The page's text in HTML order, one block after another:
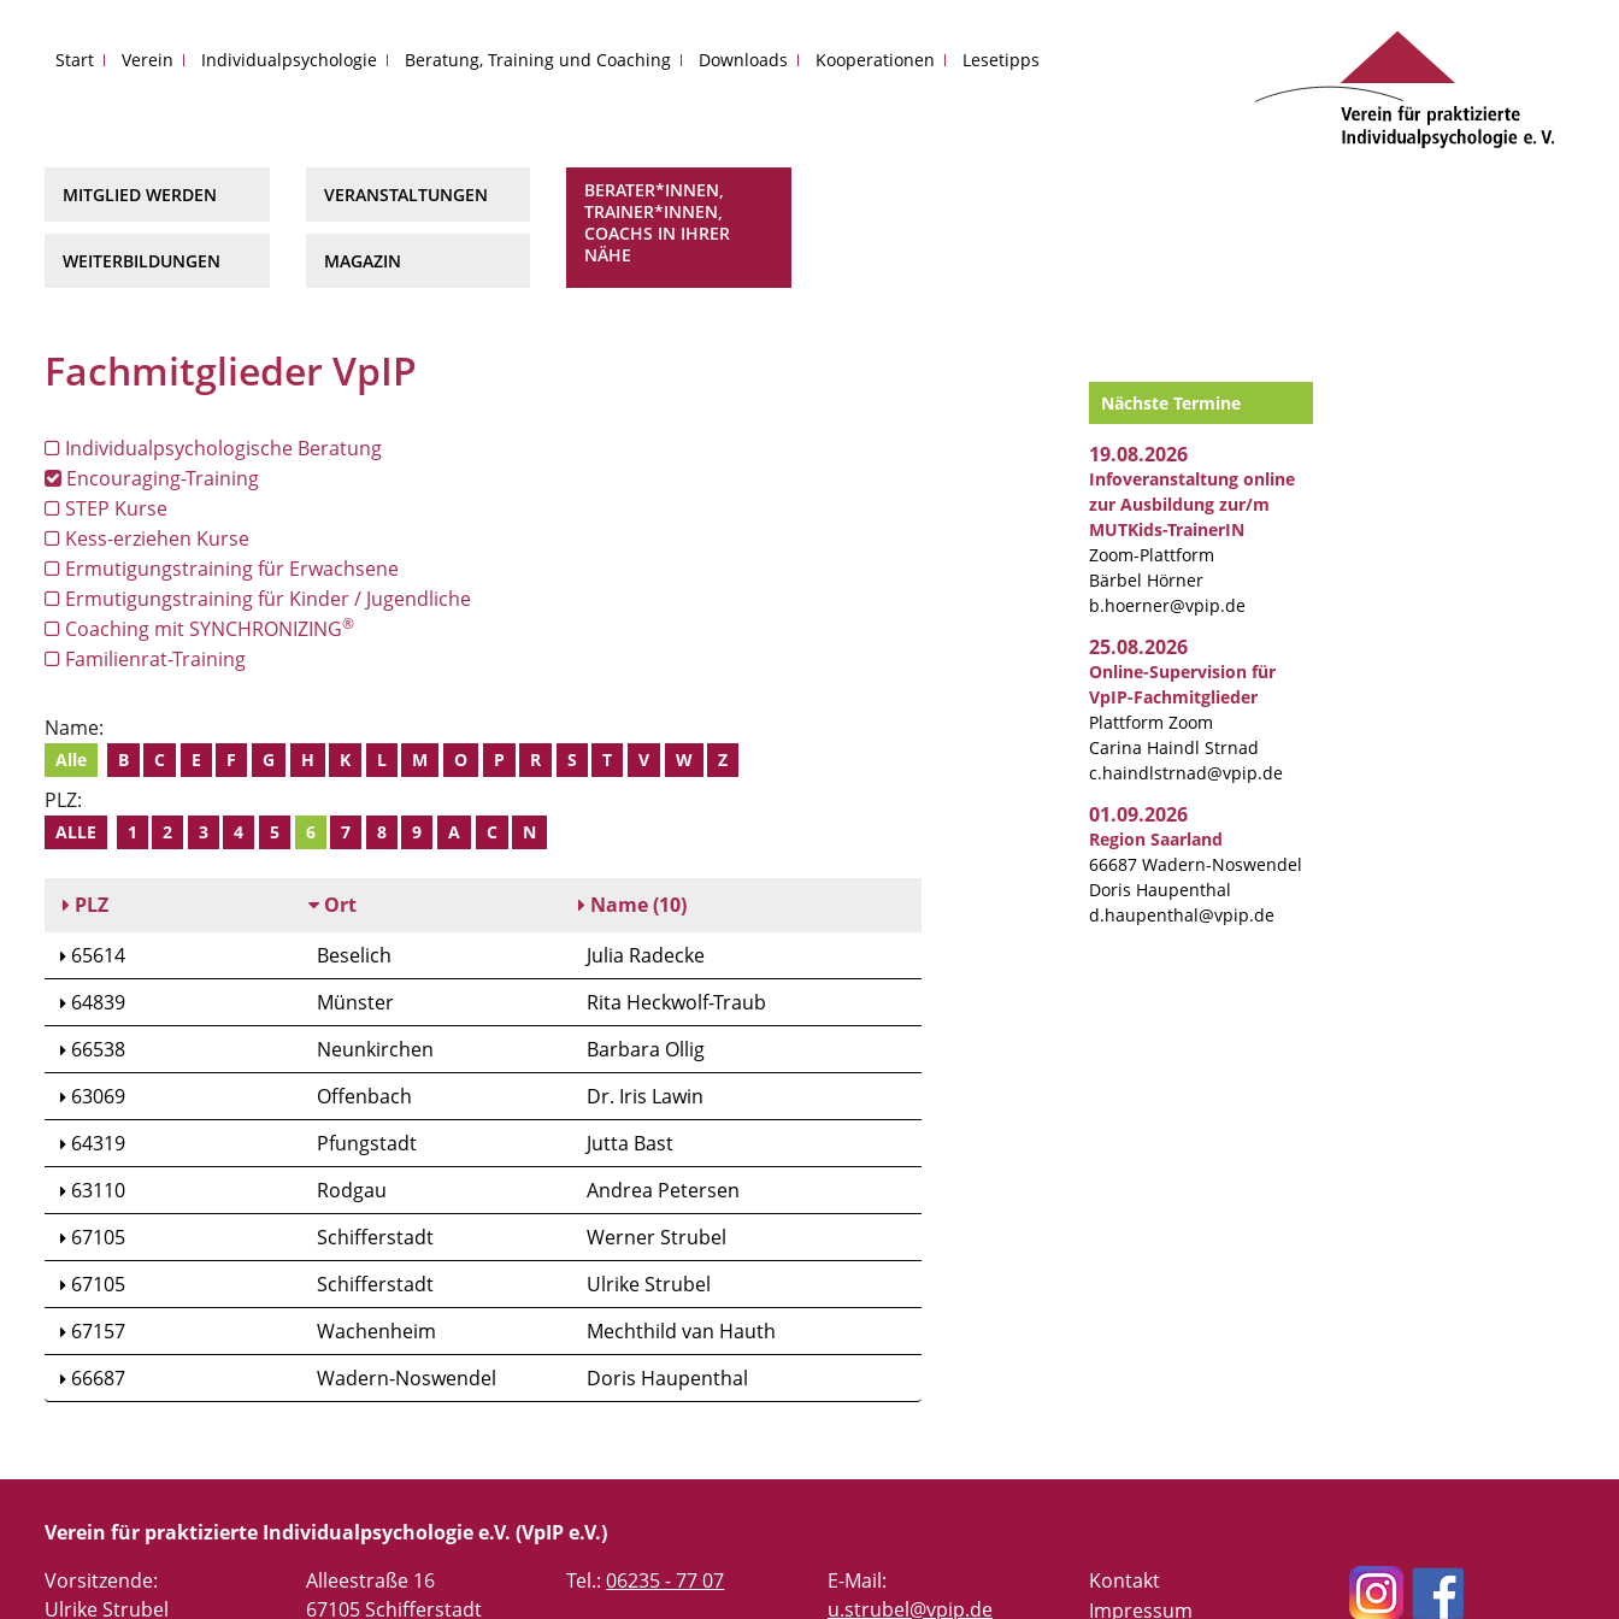
Start Verein Individualpsychologie Beratung, Training und Coaching Downloads Kooperationen Lesetipps
MITGLIED WERDEN
WEITERBILDUNGEN
VERANSTALTUNGEN
MAGAZIN
BERATER*INNEN,
TRAINER*INNEN,
COACHS IN IHRER
NÄHE
Fachmitglieder VpIP
Individualpsychologische Beratung
Encouraging-Training
STEP Kurse
Kess-erziehen Kurse
Ermutigungstraining für Erwachsene
Ermutigungstraining für Kinder / Jugendliche
Coaching mit SYNCHRONIZING®
Familienrat-Training
Name:
Alle B C E F G H K L M O P R S T V W Z
PLZ:
ALLE 1 2 3 4 5 6 7 8 9 A C N
PLZ Ort Name(10)
65614
Beselich
Julia Radecke
64839
Münster
Rita Heckwolf-Traub
66538
Neunkirchen
Barbara Ollig
63069
Offenbach
Dr. Iris Lawin
64319
Pfungstadt
Jutta Bast
63110
Rodgau
Andrea Petersen
67105
Schifferstadt
Werner Strubel
67105
Schifferstadt
Ulrike Strubel
67157
Wachenheim
Mechthild van Hauth
66687
Wadern-Noswendel Doris Haupenthal
Nächste Termine
19.08.2026
Infoveranstaltung online
zur Ausbildung zur/m
MUTKids-TrainerIN
Zoom-Plattform
Bärbel Hörner
b.hoerner@vpip.de
25.08.2026
Online-Supervision für
VpIP-Fachmitglieder
Plattform Zoom
Carina Haindl Strnad
c.haindlstrnad@vpip.de
01.09.2026
Region Saarland
66687 Wadern-Noswendel
Doris Haupenthal
d.haupenthal@vpip.de
Verein für praktizierte Individualpsychologie e.V. (VpIP e.V.)
Vorsitzende:
Ulrike Strubel
Alleestraße 16
67105 Schifferstadt
Tel.:06235 - 77 07
E-Mail:
u.strubel@vpip.de
Kontakt
Impressum